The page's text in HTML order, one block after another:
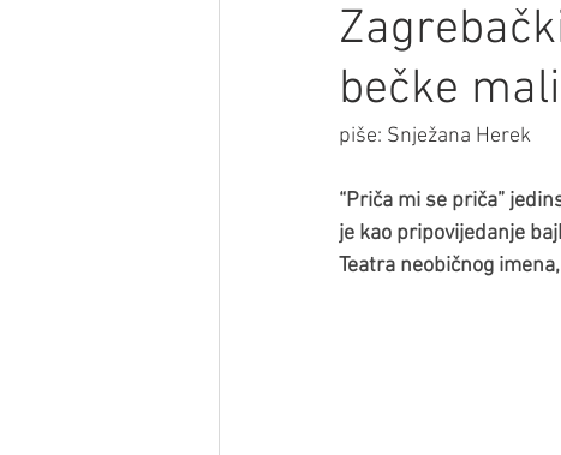
bečke
piše: Snježana Herek
“Priča mi se priča”
je kao pripovijedanje
Teatra neobičnog